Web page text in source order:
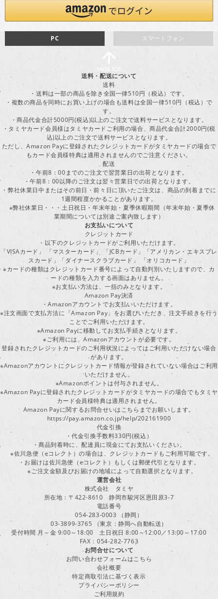
スマートフォン
PC
送料・配送について
送料
・送料は一部の商品を除き全国一律510円（税込）です。
・複数の商品を同時にお買い上げの場合も送料は全国一律510円（税込）で
す。
・商品代金合計5000円(税込)以上のご注文で送料サービスとなります。
・タミヤカード会員様はタミヤカードご利用の場合、商品代金合計2000円(税
込)以上のご注文で送料サービスとなります。
ただし、Amazon Payに登録されたクレジットカードがタミヤカードの場合で
もカード会員様特典は適用されませんのでご注意ください。
配送
・午前8：00までのご注文で翌営業日の出荷となります。
・午前8：00以降のご注文は翌々営業日での出荷となります。
・弊社休業日中またはその前日・前々日に頂いたご注文は、商品の到着までに
1週間程度かかることがあります。
※弊社休業日・・・土日祝日・年末年始・夏季休暇期間（年末年始・夏季休
業期間については別途ご案内致します）
お支払いについて
クレジットカード
・以下のクレジットカードがご利用いただけます。
「VISAカード」 「マスターカード」 「JCBカード」「アメリカン・エキスプレ
スカード」「ダイナースクラブカード」 「オリコカード」
※カードの種類はクレジットカード番号によって自動判別いたしますので、カ
ードの種類を入力する画面はありません。
※お支払い方法は、一括のみとなります。
Amazon Pay決済
・Amazonアカウントでお支払いいただけます。
※注文画面で支払方法に「Amazon Pay」をお選びいただき、注文手続きを行う
ことでご利用いただけます。
※Amazon Payに移動してお支払手続きとなります。
※ご利用には、Amazonアカウントが必要です。
登録されたクレジットカードのご利用状況によってはご利用いただけない場合
があります。
※Amazonアカウントにクレジットカード情報が登録されていない場合はご利用
いただけません。
※Amazonポイントは付与されません。
※Amazon Payに登録されたクレジットカードがタミヤカードの場合でもタミヤ
カード会員様特典は適用されません。
Amazon Payに関するお問合せいはこちらまでお願いします。
https://pay.amazon.co.jp/help/202161900
代金引換
・代金引換手数料330円(税込）
・商品到着時に、配達員に現金にてお支払いください。
※佐川急便（eコレクト）の場合は、クレジットカードもご利用可能です。
・お届けは佐川急便（eコレクト）もしくは郵便代引となります。
※ご注文金額及びお届けの地域によって自動選択となります。
運営会社
株式会社 タミヤ
所在地：〒422-8610 静岡市駿河区恩田原3-7
電話番号
054-283-0003 （静岡）
03-3899-3765 （東京：静岡へ自動転送）
受付時間 月～金 9:00～18:00 土日祝日 8:00～12:00／13:00～17:00
FAX：054-282-7763
お問合せについて
お問い合わせフォームはこちら
会社概要
特定商取引法に基づく表示
プライバシーポリシー
ご利用規約